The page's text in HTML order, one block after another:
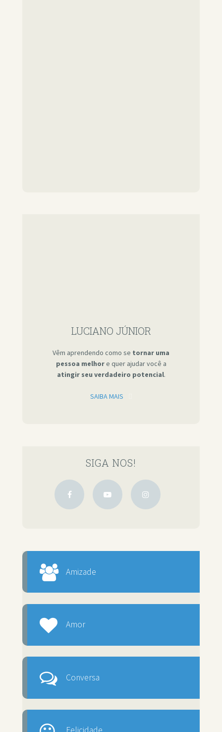
LUCIANO JÚNIOR
Vêm aprendendo como se tornar uma
pessoa melhore quer ajudar você a
atingir seu verdadeiro potencial.
SAIBA MAIS
SIGA NOS!
Amizade
Amor
Conversa